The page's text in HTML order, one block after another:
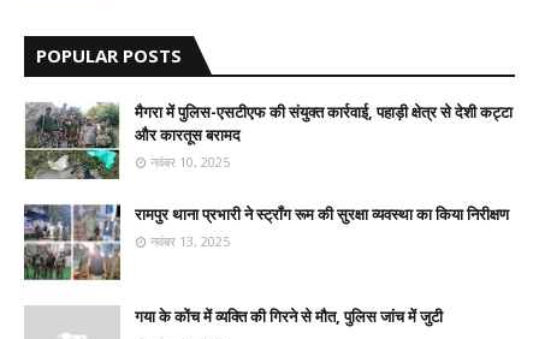
POPULAR POSTS
मैगरा में पुलिस-एसटीएफ की संयुक्त कार्रवाई, पहाड़ी क्षेत्र से देशी कट्टा
और कारतूस बरामद
नवंबर 10, 2025
रामपुर थाना प्रभारी ने स्ट्रॉंग रूम की सुरक्षा व्यवस्था का किया निरीक्षण
नवंबर 13, 2025
गया के कोंच में व्यक्ति की गिरने से मौत, पुलिस जांच में जुटी